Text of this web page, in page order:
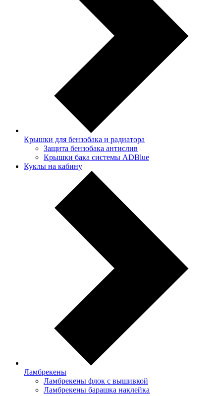
Крышки для бензобака и радиатора
Защита бензобака антислив
Крышки бака системы ADBlue
Куклы на кабину
Ламбрекены
Ламбрекены флок с вышивкой
Ламбрекены барашка наклейка